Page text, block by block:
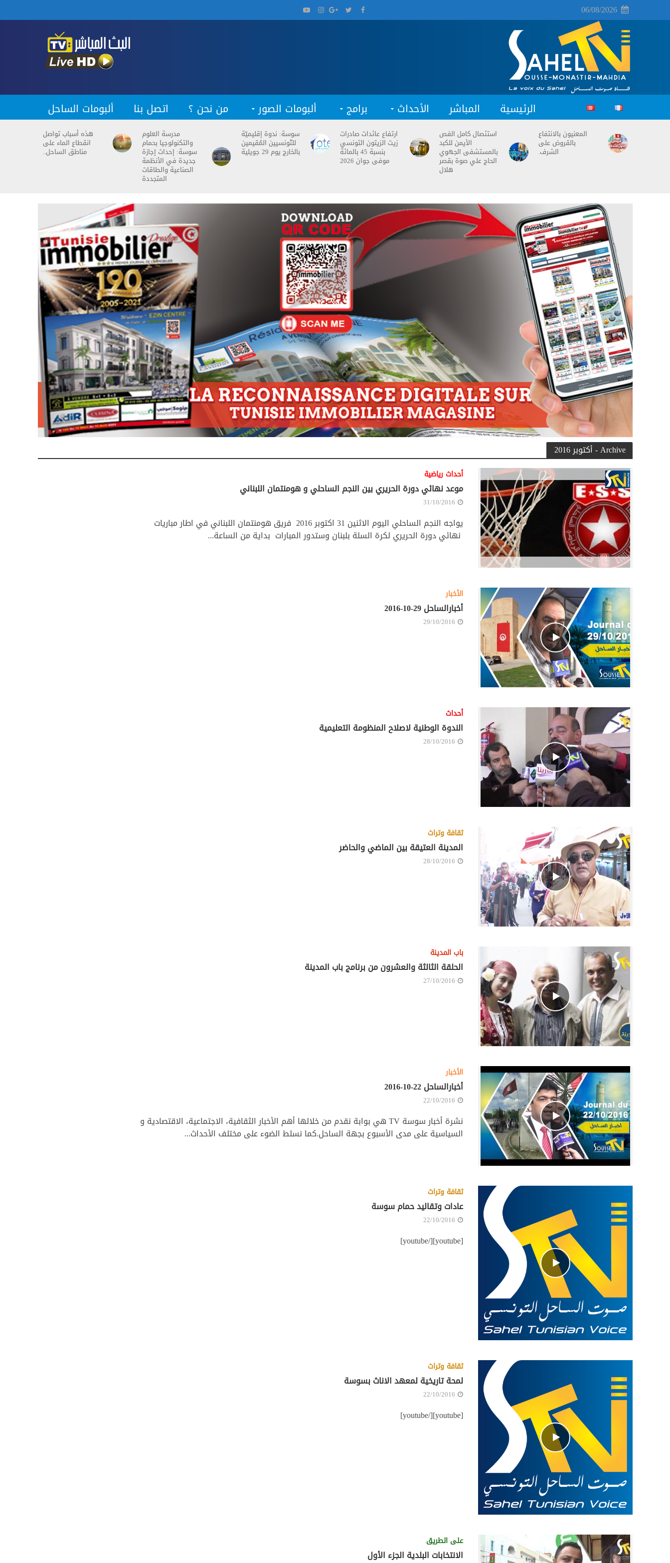
06/08/2026
الرئيسية المباشر الأحداث برامج ألبومات الصور من نحن ؟ اتصل بنا ألبومات الساحل
المعنيون بالانتفاع
بالقروض على
الشرف.
استئصال كامل الفص
الأيمن للكبد
بالمستشفى الجهوي
الحاج علي صوة بقصر
هلال
ارتفاع عائدات صادرات
زيت الزيتون التونسي
بنسبة 45 بالمائة
موفى جوان 2026
سوسة: ندوة إقليميّة
للتّونسيين المُقيمين
بالخارج يوم 29 جويلية
مدرسة العلوم
والتكنولوجيا بحمام
سوسة: إحداث إجازة
جديدة في الأنظمة
الصناعية والطاقات
المتجددة
هذه أسباب تواصل
انقطاع الماء على
مناطق الساحل..
Archive - أكتوبر 2016
أحداث رياضية
موعد نهائي دورة الحريري بين النجم الساحلي و هومنتمان اللبناني
31/10/2016
يواجه النجم الساحلي اليوم الاثنين 31 اكتوبر 2016 فريق هومنتمان اللبناني في اطار مباريات
نهائي دورة الحريري لكرة السلة بلبنان وستدور المبارات بداية من الساعة...
الأخبار
أخبارالساحل 29-10-2016
29/10/2016
أحداث
الندوة الوطنية لاصلاح المنظومة التعليمية
28/10/2016
ثقافة وتراث
المدينة العتيقة بين الماضي والحاضر
28/10/2016
باب المدينة
الحلقة الثالثة والعشرون من برنامج باب المدينة
27/10/2016
الأخبار
أخبارالساحل 22-10-2016
22/10/2016
نشرة أخبار سوسة TV هي بوابة نقدم من خلالها أهم الأخبار الثقافية، الاجتماعية، الاقتصادية و
السياسية على مدى الأسبوع بجهة الساحل.كما نسلط الضوء على مختلف الأحداث...
ثقافة وتراث
عادات وتقاليد حمام سوسة
22/10/2016
[youtube][/youtube]
ثقافة وتراث
لمحة تاريخية لمعهد الاناث بسوسة
22/10/2016
[youtube][/youtube]
على الطريق
الانتخابات البلدية الجزء الأول